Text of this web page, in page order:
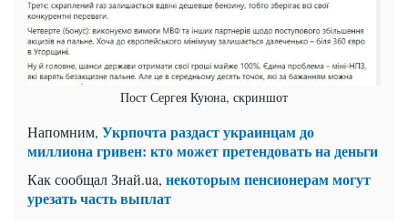
Пост Сергея Куюна, скриншот
Напомним, Укрпочта раздаст украинцам до
миллиона гривен: кто может претендовать на деньги
Как сообщал Знай.ua, некоторым пенсионерам могут
урезать часть выплат